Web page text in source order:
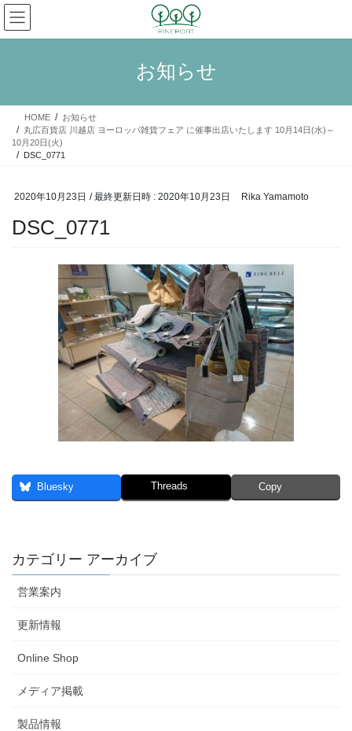
コ
ン
テ
ス
ナ
ビ
ゲ
ン
お知らせ
HOME
お知らせ
丸広百貨店 川越店 ヨーロッパ雑貨フェア に催事出店いたします 10月14日(水)～
10月20日(火)
DSC_0771
2020年10月23日 / 最終更新日時 : 2020年10月23日 Rika Yamamoto
DSC_0771
Bluesky Threads Copy
カテゴリー アーカイブ
営業案内
更新情報
Online Shop
メディア掲載
製品情報